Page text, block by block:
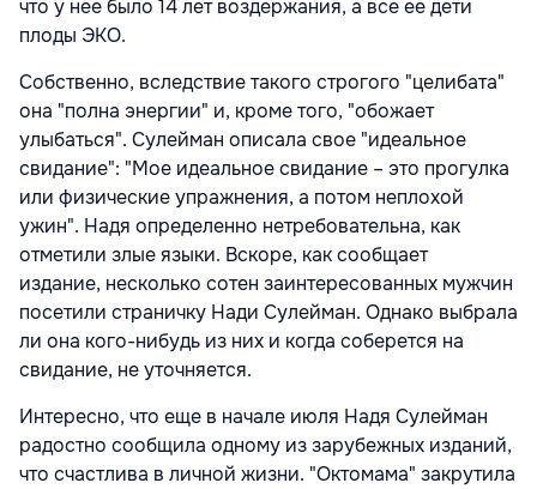
что у нее было 14 лет воздержания, а все ее дети
плоды ЭКО.
Собственно, вследствие такого строгого "целибата"
она "полна энергии" и, кроме того, "обожает
улыбаться". Сулейман описала свое "идеальное
свидание": "Мое идеальное свидание – это прогулка
или физические упражнения, а потом неплохой
ужин". Надя определенно нетребовательна, как
отметили злые языки. Вскоре, как сообщает
издание, несколько сотен заинтересованных мужчин
посетили страничку Нади Сулейман. Однако выбрала
ли она кого-нибудь из них и когда соберется на
свидание, не уточняется.
Интересно, что еще в начале июля Надя Сулейман
радостно сообщила одному из зарубежных изданий,
что счастлива в личной жизни. "Октомама" закрутила